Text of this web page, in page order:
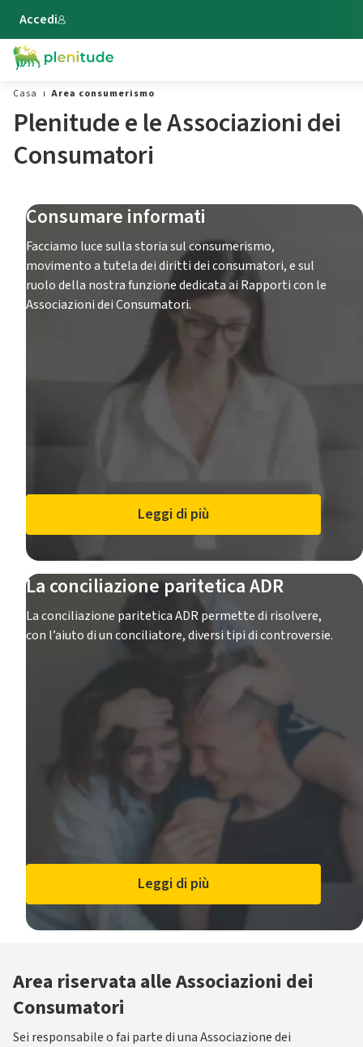
Vai al contenuto principale
Accedi
Casa Area consumerismo
Plenitude e le Associazioni dei
Consumatori
Consumare informati
Facciamo luce sulla storia sul consumerismo,
movimento a tutela dei diritti dei consumatori, e sul
ruolo della nostra funzione dedicata ai Rapporti con le
Associazioni dei Consumatori.
Leggi di più
La conciliazione paritetica ADR
La conciliazione paritetica ADR permette di risolvere,
con l’aiuto di un conciliatore, diversi tipi di controversie.
Leggi di più
Area riservata alle Associazioni dei
Consumatori
Sei responsabile o fai parte di una Associazione dei